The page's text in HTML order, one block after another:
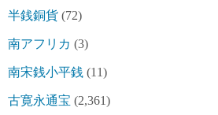
半銭銅貨 (72)
南アフリカ (3)
南宋銭小平銭 (11)
古寛永通宝 (2,361)